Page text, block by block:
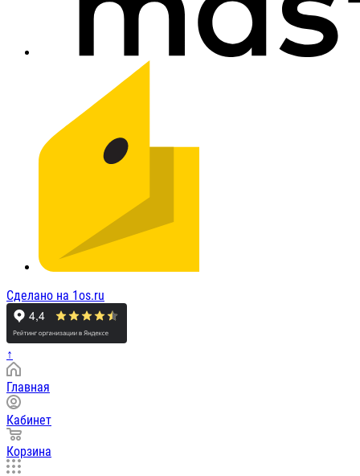
Сделано на 1os.ru
↑
Главная
Кабинет
Корзина